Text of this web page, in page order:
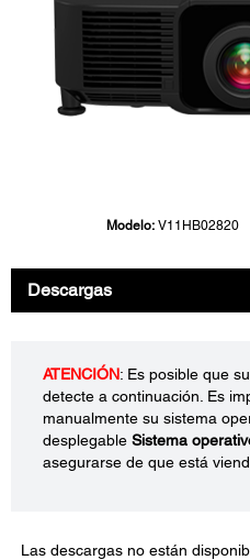
Modelo: V11HB02820
Descargas
ATENCIÓN: Es posible que
detecte a continuación. Es
manualmente su sistema
desplegable Sistema
asegurarse de que está
Las descargas no están